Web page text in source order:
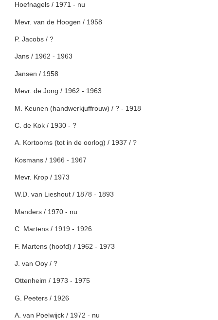
Hoefnagels / 1971 - nu
Mevr. van de Hoogen / 1958
P. Jacobs / ?
Jans / 1962 - 1963
Jansen / 1958
Mevr. de Jong / 1962 - 1963
M. Keunen (handwerkjuffrouw) / ? - 1918
C. de Kok / 1930 - ?
A. Kortooms (tot in de oorlog) / 1937 / ?
Kosmans / 1966 - 1967
Mevr. Krop / 1973
W.D. van Lieshout / 1878 - 1893
Manders / 1970 - nu
C. Martens / 1919 - 1926
F. Martens (hoofd) / 1962 - 1973
J. van Ooy / ?
Ottenheim / 1973 - 1975
G. Peeters / 1926
A. van Poelwijck / 1972 - nu